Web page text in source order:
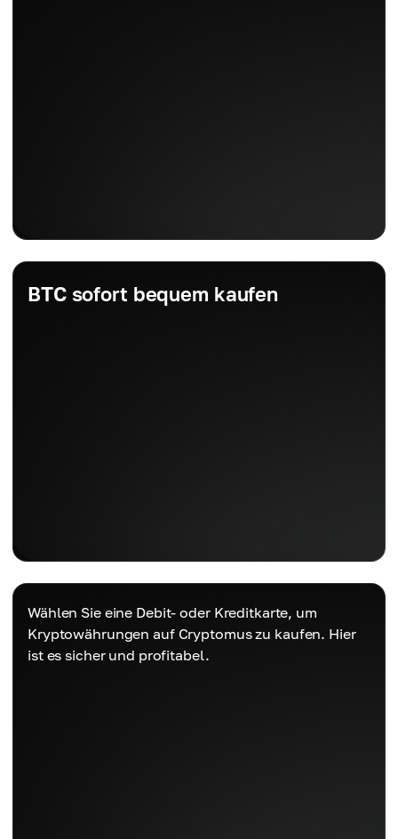
BTC sofort bequem kaufen
Wählen Sie eine Debit- oder Kreditkarte, um
Kryptowährungen auf Cryptomus zu kaufen. Hier
ist es sicher und profitabel.